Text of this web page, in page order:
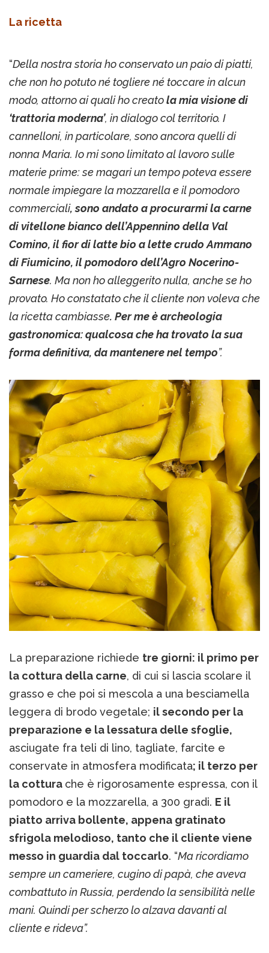
La ricetta
“Della nostra storia ho conservato un paio di piatti,
che non ho potuto né togliere né toccare in alcun
modo, attorno ai quali ho creatola mia visione di
‘trattoria moderna’, in dialogo col territorio. I
cannelloni, in particolare, sono ancora quelli di
nonna Maria. Io mi sono limitato al lavoro sulle
materie prime: se magari un tempo poteva essere
normale impiegare la mozzarella e il pomodoro
commerciali, sono andato a procurarmi la carne
di vitellone bianco dell’Appennino della Val
Comino, il fior di latte bio a lette crudo Ammano
di Fiumicino, il pomodoro dell’Agro Nocerino-
Sarnese. Ma non ho alleggerito nulla, anche se ho
provato. Ho constatato che il cliente non voleva che
la ricetta cambiasse. Per me è archeologia
gastronomica: qualcosa che ha trovato la sua
forma definitiva, da mantenere nel tempo”.
La preparazione richiede tre giorni: il primo per
la cottura della carne, di cui si lascia scolare il
grasso e che poi si mescola a una besciamella
leggera di brodo vegetale; il secondo per la
preparazione e la lessatura delle sfoglie,
asciugate fra teli di lino, tagliate, farcite e
conservate in atmosfera modificata; il terzo per
la cottura che è rigorosamente espressa, con il
pomodoro e la mozzarella, a 300 gradi. E il
piatto arriva bollente, appena gratinato
sfrigola melodioso, tanto che il cliente viene
messo in guardia dal toccarlo. “Ma ricordiamo
sempre un cameriere, cugino di papà, che aveva
combattuto in Russia, perdendo la sensibilità nelle
mani. Quindi per scherzo lo alzava davanti al
cliente e rideva”.